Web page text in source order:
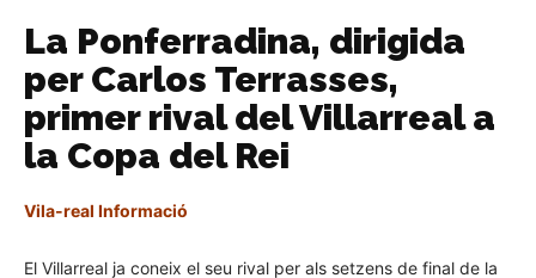
La Ponferradina, dirigida
per Carlos Terrasses,
primer rival del Villarreal a
la Copa del Rei
Vila-real Informació
El Villarreal ja coneix el seu rival per als setzens de final de la